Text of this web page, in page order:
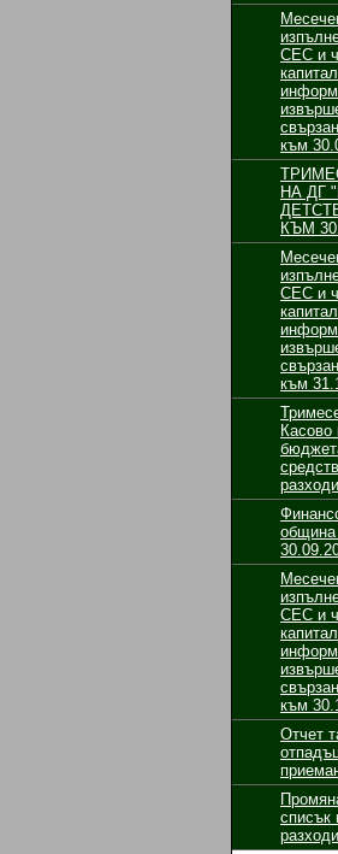
СЕС и
към
НА ДГ
КЪМ
СЕС и
към
Касово
СЕС и
към
Отчет
списък